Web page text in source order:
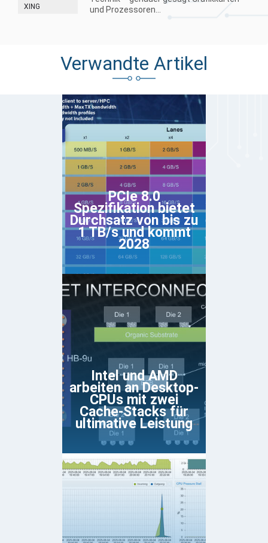
XING
und Prozessoren...
Verwandte Artikel
PCIe 8.0
Spezifikation bietet
Durchsatz von bis zu
1 TB/s und kommt
2028
Intel und AMD
arbeiten an Desktop-
CPUs mit zwei
Cache-Stacks für
ultimative Leistung